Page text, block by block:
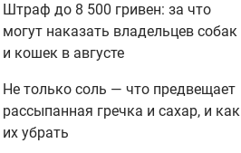
Штраф до 8 500 гривен: за что
могут наказать владельцев собак
и кошек в августе
Не только соль — что предвещает
рассыпанная гречка и сахар, и как
их убрать